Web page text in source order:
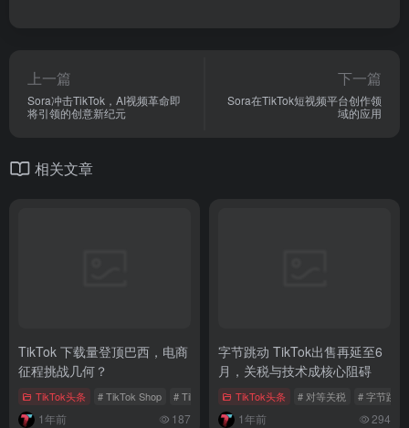
上一篇
Sora冲击TikTok，AI视频革命即
将引领的创意新纪元
下一篇
Sora在TikTok短视频平台创作领
域的应用
相关文章
TikTok 下载量登顶巴西，电商
征程挑战几何？
TikTok头条 # TikTok Shop # TikTok电商扩张 # 美客多
1年前 187
字节跳动 TikTok出售再延至6
月，关税与技术成核心阻碍
TikTok头条 # 对等关税 # 字节跳动
1年前 294